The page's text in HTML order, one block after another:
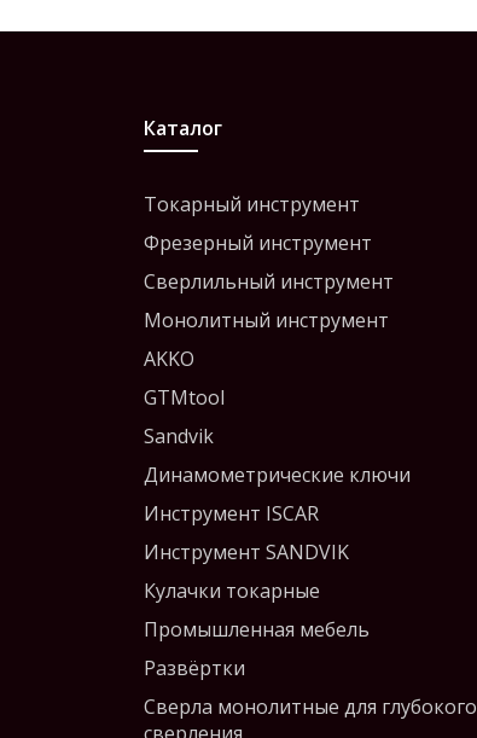
Каталог
Токарный инструмент
Фрезерный инструмент
Сверлильный инструмент
Монолитный инструмент
AKKO
GTMtool
Sandvik
Динамометрические ключи
Инструмент ISCAR
Инструмент SANDVIK
Кулачки токарные
Промышленная мебель
Развёртки
Сверла монолитные для глубокого